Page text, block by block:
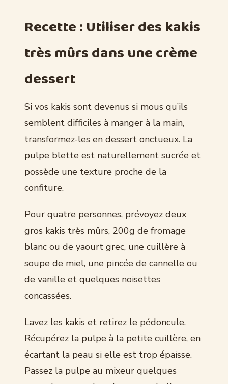
Recette : Utiliser des kakis
très mûrs dans une crème
dessert
Si vos kakis sont devenus si mous qu’ils
semblent difficiles à manger à la main,
transformez-les en dessert onctueux. La
pulpe blette est naturellement sucrée et
possède une texture proche de la
confiture.
Pour quatre personnes, prévoyez deux
gros kakis très mûrs, 200g de fromage
blanc ou de yaourt grec, une cuillère à
soupe de miel, une pincée de cannelle ou
de vanille et quelques noisettes
concassées.
Lavez les kakis et retirez le pédoncule.
Récupérez la pulpe à la petite cuillère, en
écartant la peau si elle est trop épaisse.
Passez la pulpe au mixeur quelques